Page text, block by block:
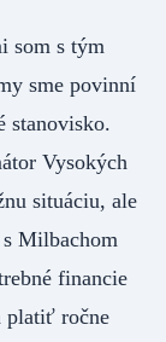
som s tým
sme povinní
stanovisko.
Vysokých
situáciu, ale
Milbachom
financie
platiť ročne